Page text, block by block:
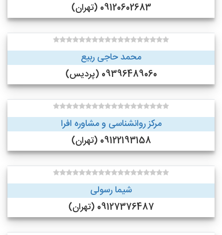
09120602683 (تهران)
محمد حاجی ربیع
09396489060 (پردیس)
مرکز روانشناسی و مشاوره افرا
09122193158 (تهران)
شیما رسولی
09127376487 (تهران)